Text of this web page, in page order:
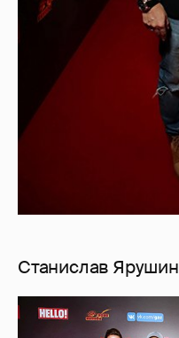
Станислав Ярушин